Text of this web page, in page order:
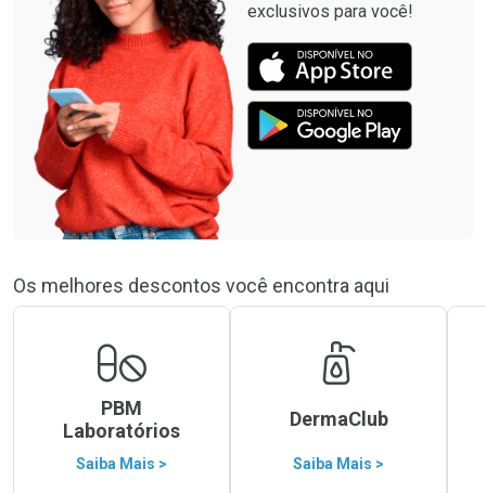
exclusivos para você!
Os melhores descontos você encontra aqui
PBM
Laboratórios
Saiba Mais >
DermaClub
Saiba Mais >